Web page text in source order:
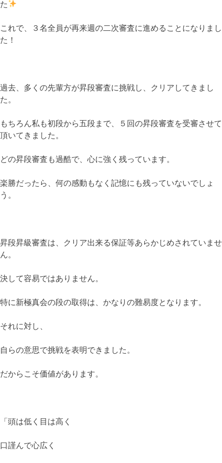
た
これで、３名全員が再来週の二次審査に進めることになりまし
た！
過去、多くの先輩方が昇段審査に挑戦し、クリアしてきまし
た。
もちろん私も初段から五段まで、５回の昇段審査を受審させて
頂いてきました。
どの昇段審査も過酷で、心に強く残っています。
楽勝だったら、何の感動もなく記憶にも残っていないでしょ
う。
昇段昇級審査は、クリア出来る保証等あらかじめされていませ
ん。
決して容易ではありません。
特に新極真会の段の取得は、かなりの難易度となります。
それに対し、
自らの意思で挑戦を表明できました。
だからこそ価値があります。
「頭は低く目は高く
口謹んで心広く